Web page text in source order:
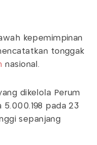
kepemimpinan
tonggak
nasional.
dikelola Perum
5.000.198 pada 23
sepanjang